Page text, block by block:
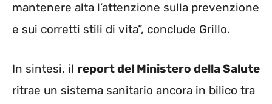
mantenere alta l’attenzione sulla prevenzione
e sui corretti stili di vita”, conclude Grillo.
In sintesi, il report del Ministero della Salute
ritrae un sistema sanitario ancora in bilico tra